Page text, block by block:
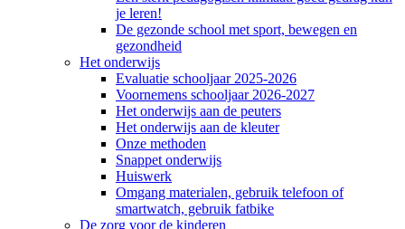
je leren!
De gezonde school met sport, bewegen en
gezondheid
Het onderwijs
Evaluatie schooljaar 2025-2026
Voornemens schooljaar 2026-2027
Het onderwijs aan de peuters
Het onderwijs aan de kleuter
Onze methoden
Snappet onderwijs
Huiswerk
Omgang materialen, gebruik telefoon of
smartwatch, gebruik fatbike
De zorg voor de kinderen